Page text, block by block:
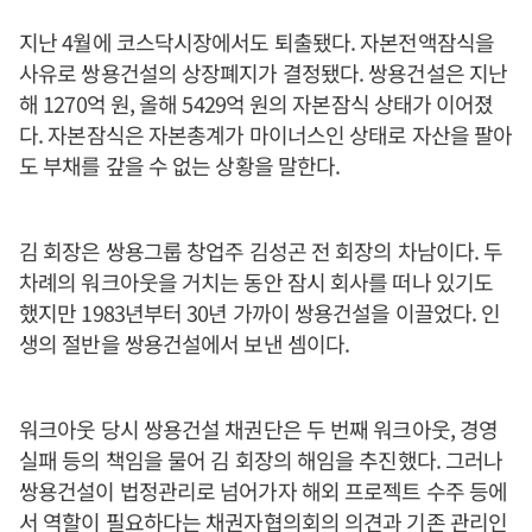
지난 4월에 코스닥시장에서도 퇴출됐다. 자본전액잠식을
사유로 쌍용건설의 상장폐지가 결정됐다. 쌍용건설은 지난
해 1270억 원, 올해 5429억 원의 자본잠식 상태가 이어졌
다. 자본잠식은 자본총계가 마이너스인 상태로 자산을 팔아
도 부채를 갚을 수 없는 상황을 말한다.
김 회장은 쌍용그룹 창업주 김성곤 전 회장의 차남이다. 두
차례의 워크아웃을 거치는 동안 잠시 회사를 떠나 있기도
했지만 1983년부터 30년 가까이 쌍용건설을 이끌었다. 인
생의 절반을 쌍용건설에서 보낸 셈이다.
워크아웃 당시 쌍용건설 채권단은 두 번째 워크아웃, 경영
실패 등의 책임을 물어 김 회장의 해임을 추진했다. 그러나
쌍용건설이 법정관리로 넘어가자 해외 프로젝트 수주 등에
서 역할이 필요하다는 채권자협의회의 의견과 기존 관리인